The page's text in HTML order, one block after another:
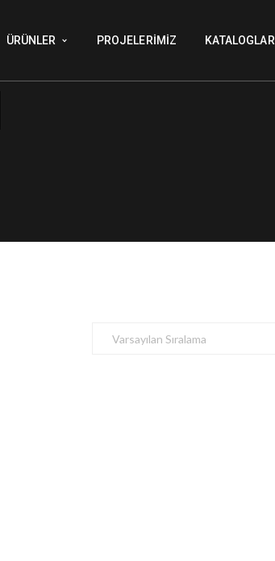
ÜRÜNLER PROJELERIMIZ KATALOGLAR